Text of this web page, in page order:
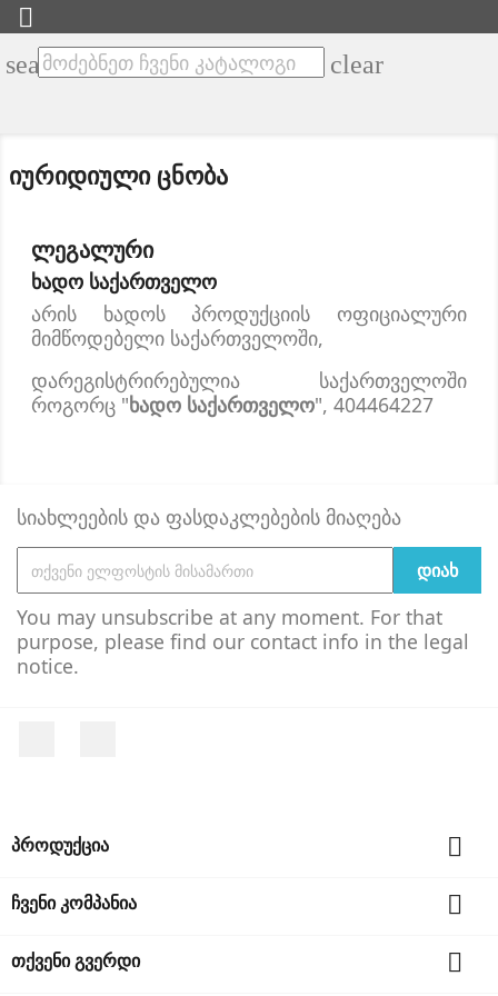

search
clear
იურიდიული ცნობა
ლეგალური
ხადო საქართველო
არის ხადოს პროდუქციის ოფიციალური
მიმწოდებელი საქართველოში,
დარეგისტრირებულია საქართველოში
როგორც "ხადო საქართველო", 404464227
სიახლეების და ფასდაკლებების მიაღება
You may unsubscribe at any moment. For that
purpose, please find our contact info in the legal
notice.
პროდუქცია 
ჩვენი კომპანია 
თქვენი გვერდი 